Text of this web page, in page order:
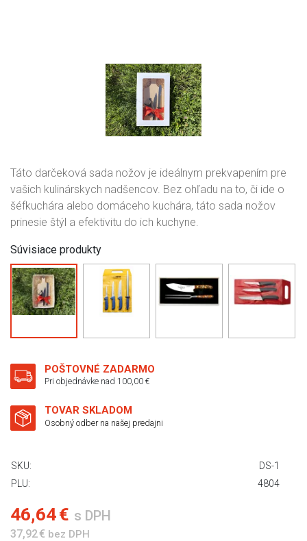
Táto darčeková sada nožov je ideálnym prekvapením pre
vašich kulinárskych nadšencov. Bez ohľadu na to, či ide o
šéfkuchára alebo domáceho kuchára, táto sada nožov
prinesie štýl a efektivitu do ich kuchyne.
Súvisiace produkty
POŠTOVNÉ ZADARMO
Pri objednávke nad 100,00 €
TOVAR SKLADOM
Osobný odber na našej predajni
SKU:
DS-1
PLU:
4804
46,64 € s DPH
37,92 € bez DPH